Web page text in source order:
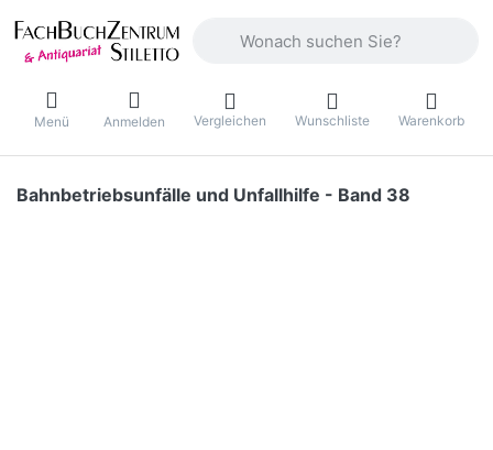
Menü Anmelden Vergleichen Wunschliste Warenkorb
Bahnbetriebsunfälle und Unfallhilfe - Band 38